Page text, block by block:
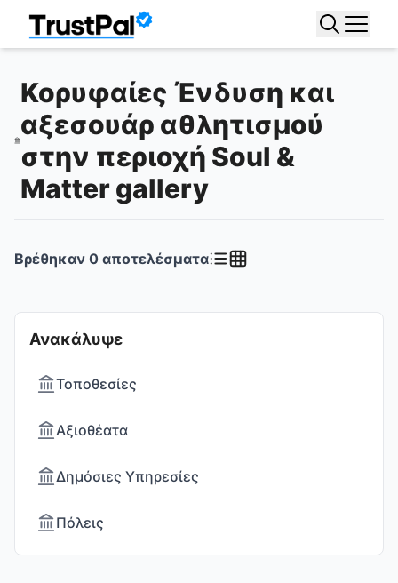
Κορυφαίες Ένδυση και
αξεσουάρ αθλητισμού
στην περιοχή Soul &
Matter gallery
Ανακάλυψε
Τοποθεσίες
Αξιοθέατα
Δημόσιες Υπηρεσίες
Πόλεις
Βρέθηκαν 0 αποτελέσματα